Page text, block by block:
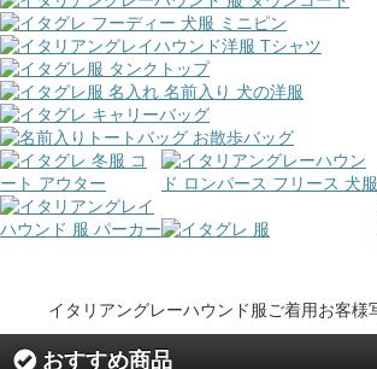
イタリアングレーハウンド服ご着用お客様
おすすめ商品